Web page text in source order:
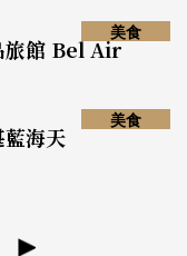
旅館 Bel Air
美食
海天
美食